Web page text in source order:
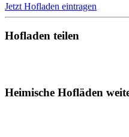
Jetzt Hofladen eintragen
Hofladen teilen
Heimische Hofläden